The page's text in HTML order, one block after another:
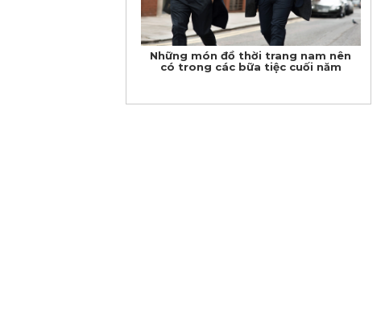
Những món đồ thời trang nam nên
có trong các bữa tiệc cuối năm